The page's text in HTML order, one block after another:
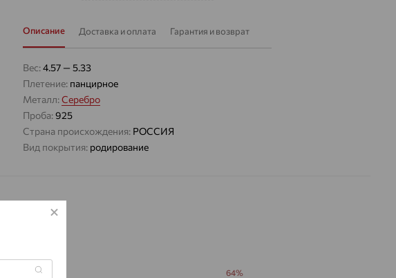
Описание Доставка и оплата Гарантия и возврат
Вес:4.57 — 5.33
Плетение: панцирное
Металл:Серебро
Проба:925
Страна происхождения: РОССИЯ
Вид покрытия: родирование
64%